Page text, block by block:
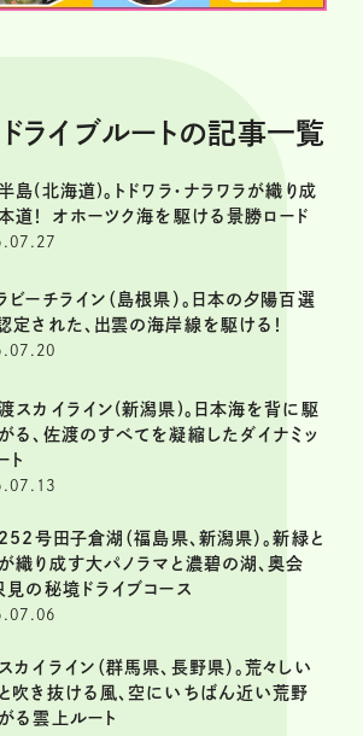
ライブルートの記事一覧
島(北海道)。トドワラ・ナラワラが織り成
道！ オホーツク海を駆ける景勝ロード
ビーチライン（島根県）。日本の夕陽百選
定された、出雲の海岸線を駆ける！
スカイライン(新潟県)。日本海を背に駆
る、佐渡のすべてを凝縮したダイナミッ
ト
号田子倉湖（福島県、新潟県）。新緑と
織り成す大パノラマと濃碧の湖、奥会
見の秘境ドライブコース
カイライン（群馬県、長野県）。荒々しい
吹き抜ける風、空にいちばん近い荒野
る雲上ルート